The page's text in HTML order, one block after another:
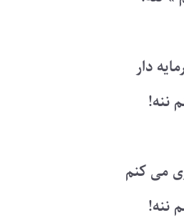
دار
ننه!
می کنم
ننه!